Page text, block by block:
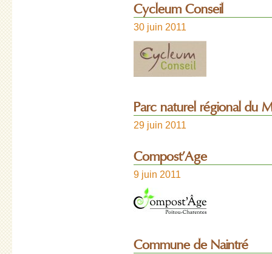
Cycleum Conseil
30 juin 2011
Parc naturel régional du
29 juin 2011
Compost’Age
9 juin 2011
Commune de Naintré